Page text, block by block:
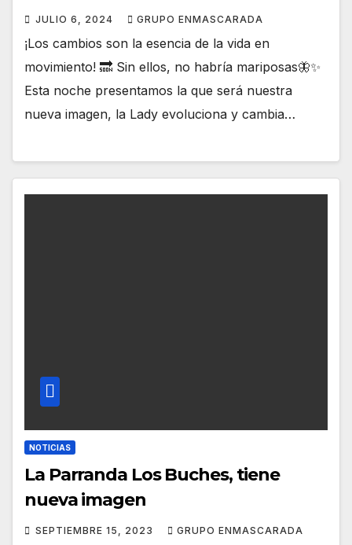
JULIO 6, 2024 GRUPO ENMASCARADA
¡Los cambios son la esencia de la vida en
movimiento! 🔜 Sin ellos, no habría mariposas🦋✨
Esta noche presentamos la que será nuestra
nueva imagen, la Lady evoluciona y cambia…
NOTICIAS
La Parranda Los Buches, tiene
nueva imagen
SEPTIEMBRE 15, 2023 GRUPO ENMASCARADA